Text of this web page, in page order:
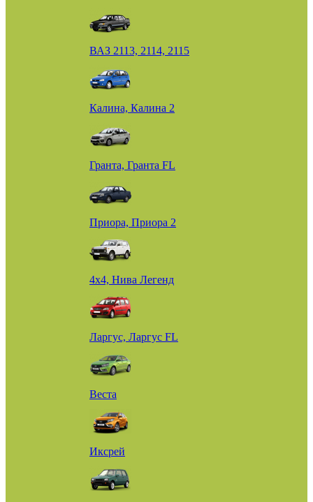
ВАЗ 2113, 2114, 2115
Калина, Калина 2
Гранта, Гранта FL
Приора, Приора 2
4х4, Нива Легенд
Ларгус, Ларгус FL
Веста
Иксрей